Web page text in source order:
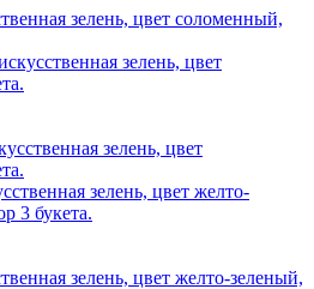
зелень, цвет соломенный,
зелень, цвет
зелень, цвет желто-зеленый,